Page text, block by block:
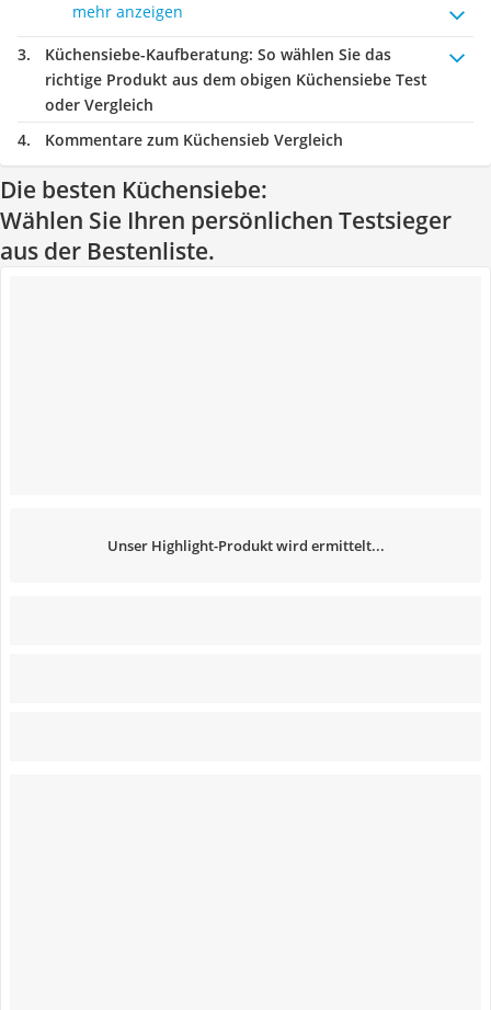
mehr anzeigen
Küchensiebe-Kaufberatung: So wählen Sie das
richtige Produkt aus dem obigen Küchensiebe Test
oder Vergleich
Kommentare zum Küchensieb Vergleich
Die besten Küchensiebe:
Wählen Sie Ihren persönlichen Testsieger
aus der Bestenliste.
Unser Highlight-Produkt wird ermittelt...